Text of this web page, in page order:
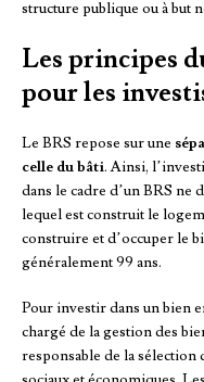
structure publique ou à but
Les principes
pour les
Le BRS repose sur une
celle du bâti. Ainsi,
dans le cadre d’un BRS
lequel est construit le
construire et d’occuper le
généralement 99 ans.
Pour investir dans un bien
chargé de la gestion des
responsable de la sélection